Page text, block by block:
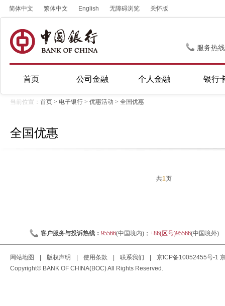
简体中文 繁体中文 English 无障碍浏览 关怀版
服务热
首页 公司金融 个人金融 银行
当前位置： 首页 > 电子银行 > 优惠活动 > 全国优惠
全国优惠
共1页
客户服务与投诉热线： 95566(中国境内)； +86(区号)95566(中国境外)
网站地图 版权声明 使用条款 联系我们 京ICP备10052455号-1
Copyright© BANK OF CHINA(BOC) All Rights Reserved.